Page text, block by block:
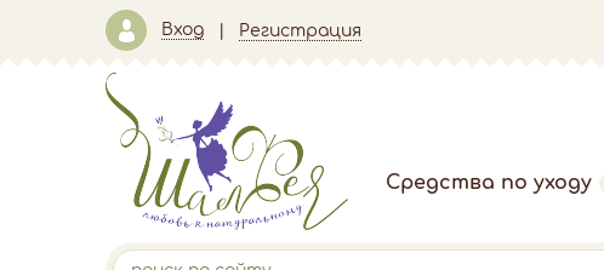
Вход Регистрация
Средства по уходу